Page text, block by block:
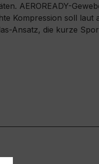
AEROREADY-
Kompression soll laut
Ansatz, die kurze